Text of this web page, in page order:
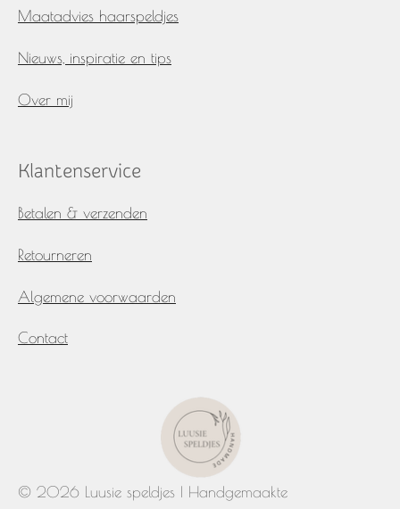
Maatadvies haarspeldjes
Nieuws, inspiratie en tips
Over mij
Klantenservice
Betalen & verzenden
Retourneren
Algemene voorwaarden
Contact
© 2026 Luusie speldjes | Handgemaakte